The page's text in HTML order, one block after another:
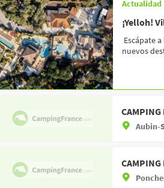
Actualidad
¡Yelloh!
Escápate
nuevos
CAMPING
Aubin-